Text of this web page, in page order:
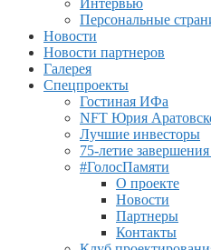
Интервью
Персональные
Новости
Новости партнеров
Галерея
Спецпроекты
Гостиная ИФа
NFT Юрия
Лучшие инвесторы
75-летие
#ГолосПамяти
О проекте
Новости
Партнеры
Контакты